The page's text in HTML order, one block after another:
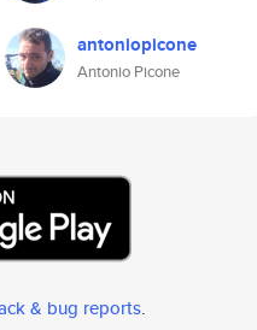
antoniopicone
Antonio Picone
& bug reports.